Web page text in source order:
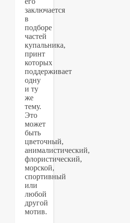
заключается
в
подборе
частей
купальника,
принт
которых
поддерживает
одну
и ту
же
тему.
Это
может
быть
цветочный,
анималистический,
флористический,
морской,
спортивный
или
любой
другой
мотив.